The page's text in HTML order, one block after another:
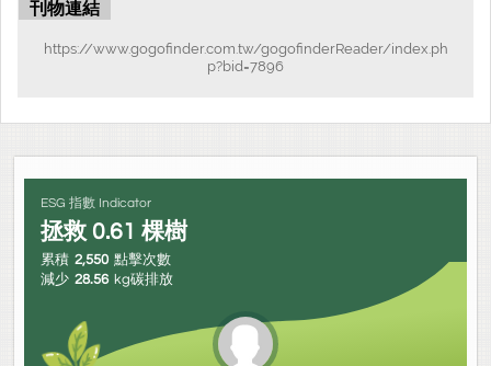
刊物連結
https://www.gogofinder.com.tw/gogofinderReader/index.ph
p?bid=7896
ESG 指數 Indicator
拯救 0.61 棵樹
累積 2,550 點擊次數
減少 28.56 kg碳排放